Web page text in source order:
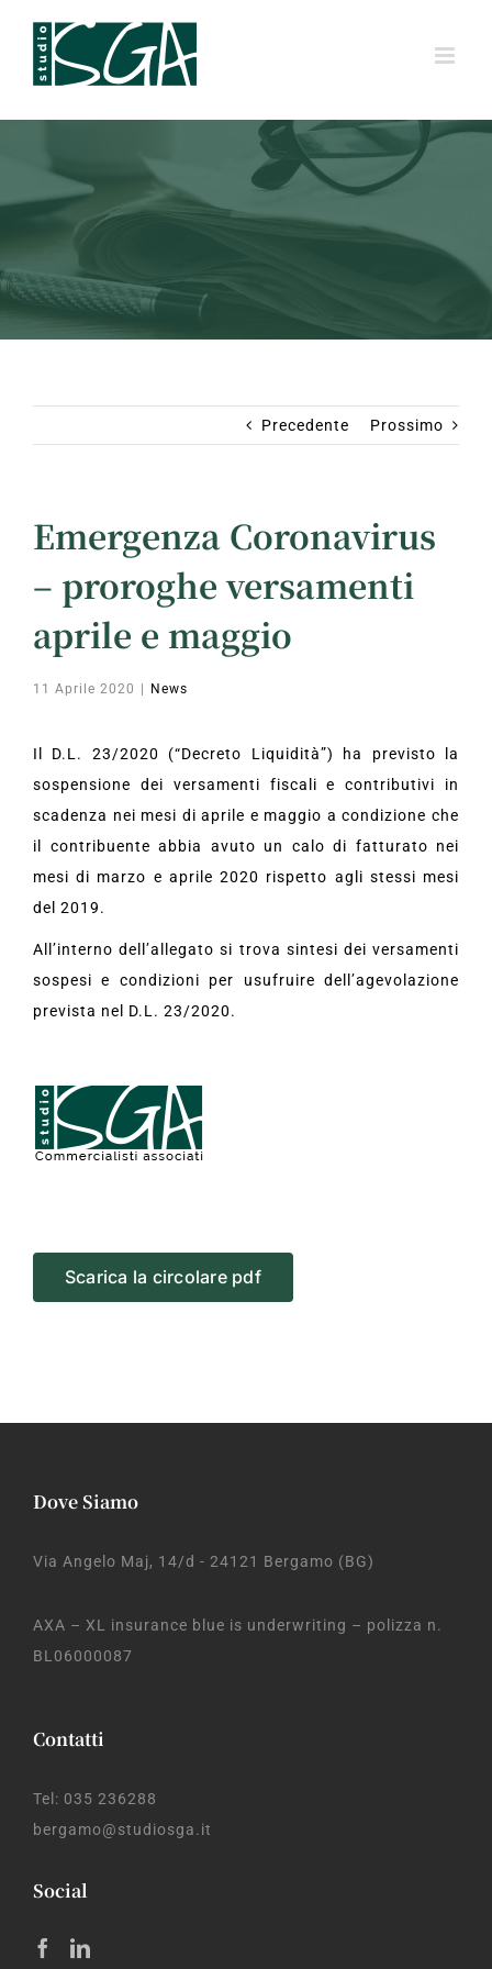
contenuto
Precedente Prossimo
Emergenza Coronavirus
– proroghe versamenti
aprile e maggio
11 Aprile 2020 News
Il D.L. 23/2020 (“Decreto Liquidità”) ha previsto la
sospensione dei versamenti fiscali e contributivi in
scadenza nei mesi di aprile e maggio a condizione che
il contribuente abbia avuto un calo di fatturato nei
mesi di marzo e aprile 2020 rispetto agli stessi mesi
del 2019.
All’interno dell’allegato si trova sintesi dei versamenti
sospesi e condizioni per usufruire dell’agevolazione
prevista nel D.L. 23/2020.
Scarica la circolare pdf
Dove Siamo
Via Angelo Maj, 14/d - 24121 Bergamo (BG)
AXA – XL insurance blue is underwriting – polizza n.
BL06000087
Contatti
Tel: 035 236288
bergamo@studiosga.it
Social